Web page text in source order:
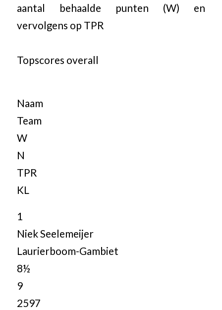
aantal behaalde punten (W) en
vervolgens op TPR
Topscores overall
Naam
Team
W
N
TPR
KL
1
Niek Seelemeijer
Laurierboom-Gambiet
8½
9
2597